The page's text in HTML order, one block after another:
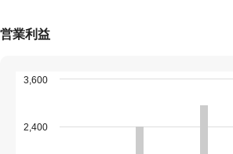
営業利益
2,400
3,600